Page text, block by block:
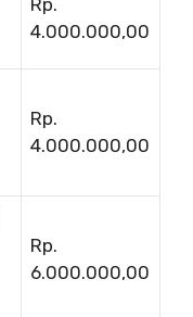
4.000.000,00
Rp.
4.000.000,00
Rp.
6.000.000,00